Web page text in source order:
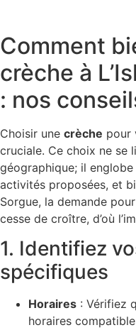
Comment
crèche à
: nos
Choisir une crèche pour
cruciale. Ce choix ne se
géographique; il englobe
activités proposées, et
Sorgue, la demande
cesse de croître, d’où
1. Identifiez
spécifiques
Horaires : Vérifiez
horaires